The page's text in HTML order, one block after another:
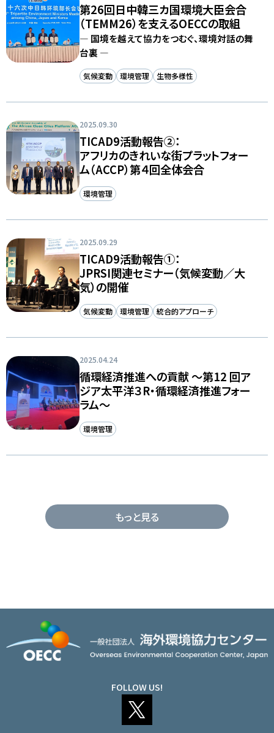
第26回日中韓三カ国環境大臣会合
（TEMM26）を支えるOECCの取組
― 国境を越えて協力をつむぐ、環境対話の舞
台裏 ―
気候変動 環境管理 生物多様性
2025.09.30
TICAD9活動報告②：
アフリカのきれいな街プラットフォー
ム（ACCP）第４回全体会合
環境管理
2025.09.29
TICAD9活動報告①：
JPRSI関連セミナー（気候変動／大
気）の開催
気候変動 環境管理 統合的アプローチ
2025.04.24
循環経済推進への貢献 ～第12 回ア
ジア太平洋３R・循環経済推進フォー
ラム～
環境管理
もっと見る
FOLLOW US!